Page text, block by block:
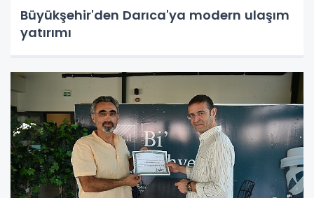
Büyükşehir'den Darıca'ya modern ulaşım
yatırımı